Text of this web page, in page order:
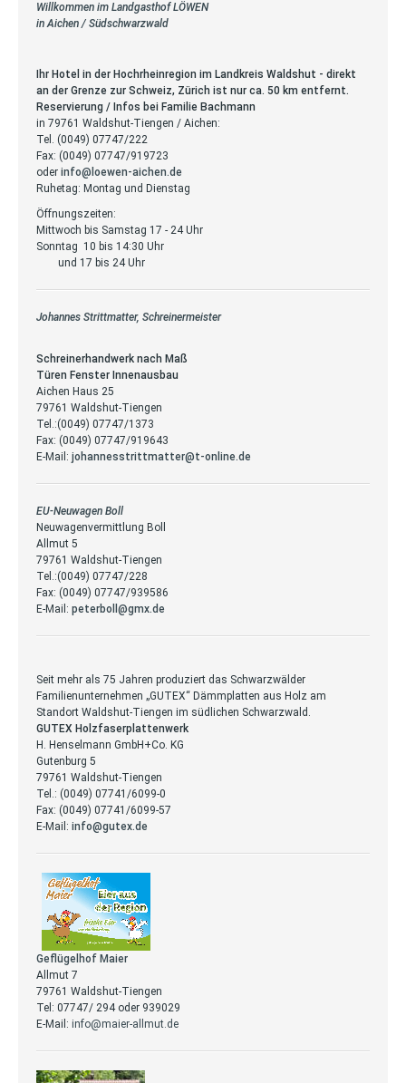
Willkommen im Landgasthof LÖWEN
in Aichen / Südschwarzwald
Ihr Hotel in der Hochrheinregion im Landkreis Waldshut - direkt
an der Grenze zur Schweiz, Zürich ist nur ca. 50 km entfernt.
Reservierung / Infos bei Familie Bachmann
in 79761 Waldshut-Tiengen / Aichen:
Tel. (0049) 07747/222
Fax: (0049) 07747/919723
oder info@loewen-aichen.de
Ruhetag: Montag und Dienstag
Öffnungszeiten:
Mittwoch bis Samstag 17 - 24 Uhr
Sonntag 10 bis 14:30 Uhr
und 17 bis 24 Uhr
Johannes Strittmatter, Schreinermeister
Schreinerhandwerk nach Maß
Türen Fenster Innenausbau
Aichen Haus 25
79761 Waldshut-Tiengen
Tel.:(0049) 07747/1373
Fax: (0049) 07747/919643
E-Mail: johannesstrittmatter@t-online.de
EU-Neuwagen Boll
Neuwagenvermittlung Boll
Allmut 5
79761 Waldshut-Tiengen
Tel.:(0049) 07747/228
Fax: (0049) 07747/939586
E-Mail: peterboll@gmx.de
Seit mehr als 75 Jahren produziert das Schwarzwälder
Familienunternehmen „GUTEX“ Dämmplatten aus Holz am
Standort Waldshut-Tiengen im südlichen Schwarzwald.
GUTEX Holzfaserplattenwerk
H. Henselmann GmbH+Co. KG
Gutenburg 5
79761 Waldshut-Tiengen
Tel.: (0049) 07741/6099-0
Fax: (0049) 07741/6099-57
E-Mail: info@gutex.de
Geflügelhof Maier
Allmut 7
79761 Waldshut-Tiengen
Tel: 07747/ 294 oder 939029
E-Mail: info@maier-allmut.de